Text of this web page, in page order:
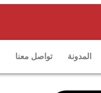
المدونة تواصل معنا